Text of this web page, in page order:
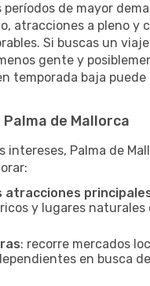
períodos de mayor
atracciones a pleno y
Si buscas un
gente y
temporada baja puede
Palma de Mallorca
intereses, Palma de
atracciones
y lugares naturales
: recorre mercados
en busca